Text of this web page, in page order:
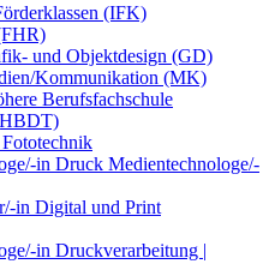
(IFK)
und Objektdesign (GD)
Kommunikation (MK)
Berufsfachschule
in Druck Medientechnologe/-
in Digital und Print
in Druckverarbeitung |